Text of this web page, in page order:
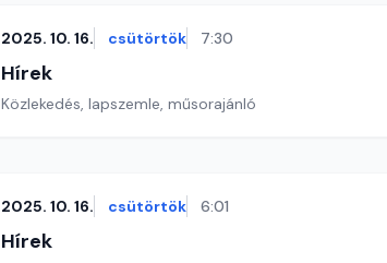
2025. 10. 16. csütörtök 7:30
Hírek
Közlekedés, lapszemle, műsorajánló
2025. 10. 16. csütörtök 6:01
Hírek